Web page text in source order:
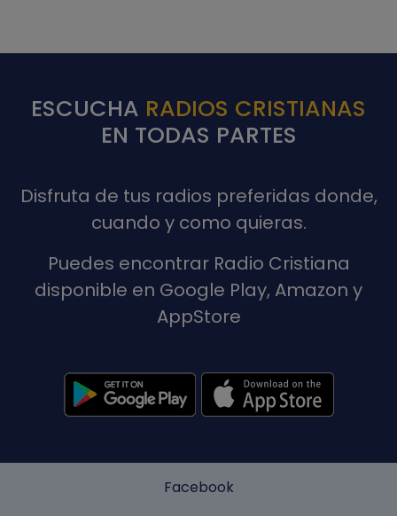
ESCUCHA RADIOS CRISTIANAS
EN TODAS PARTES
Disfruta de tus radios preferidas donde,
cuando y como quieras.
Puedes encontrar Radio Cristiana
disponible en Google Play, Amazon y
AppStore
Facebook